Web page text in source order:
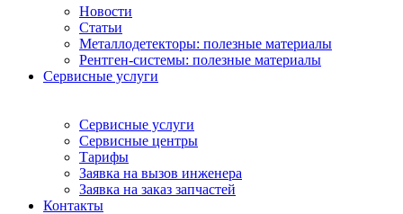
Новости
Статьи
Металлодетекторы: полезные материалы
Рентген-системы: полезные материалы
Сервисные услуги
Сервисные услуги
Сервисные центры
Тарифы
Заявка на вызов инженера
Заявка на заказ запчастей
Контакты